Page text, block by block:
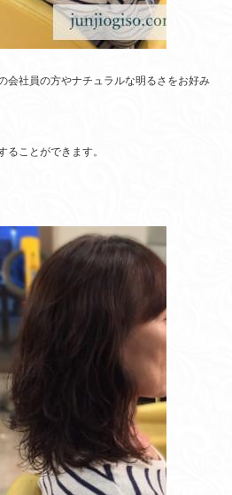
会社員の方やナチュラルな明るさをお好み
ことができます。